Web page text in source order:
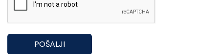
POŠALJI